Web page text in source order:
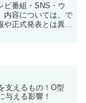
ビ番組・SNS・ウ
内容については、で
正式発表とは異な
支えるもの！O型
与える影響！